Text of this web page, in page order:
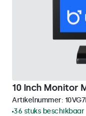
10 Inch Monitor
Artikelnummer:
36 stuks beschikbaar